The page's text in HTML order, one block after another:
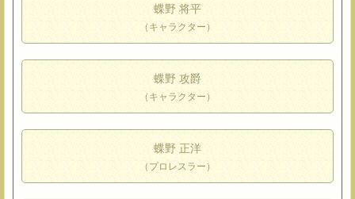
蝶野 将平
（キャラクター）
蝶野 攻爵
（キャラクター）
蝶野 正洋
（プロレスラー）